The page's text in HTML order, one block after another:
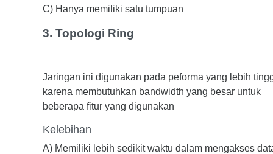
C) Hanya memiliki satu tumpuan
3. Topologi Ring
Jaringan ini digunakan pada peforma yang lebih
karena membutuhkan bandwidth yang besar untuk
beberapa fitur yang digunakan
Kelebihan
A) Memiliki lebih sedikit waktu dalam mengakses